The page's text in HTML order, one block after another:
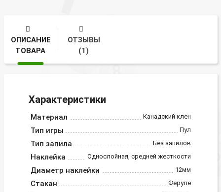
ОПИСАНИЕ
ТОВАРА
ОТЗЫВЫ
(1)
Характеристики
Материал Канадский клен
Тип игры Пул
Тип запила Без запилов
Наклейка Однослойная, средней жесткости
Диаметр наклейки 12мм
Стакан Феруле